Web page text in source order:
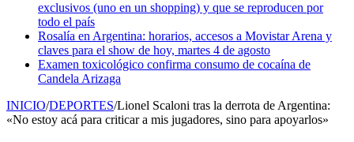
exclusivos (uno en un shopping) y que se reproducen por
todo el país
Rosalía en Argentina: horarios, accesos a Movistar Arena y
claves para el show de hoy, martes 4 de agosto
Examen toxicológico confirma consumo de cocaína de
Candela Arizaga
INICIO/DEPORTES/Lionel Scaloni tras la derrota de Argentina:
«No estoy acá para criticar a mis jugadores, sino para apoyarlos»